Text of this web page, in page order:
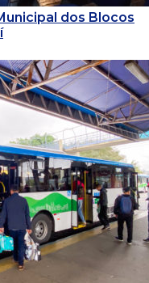
dos Blocos